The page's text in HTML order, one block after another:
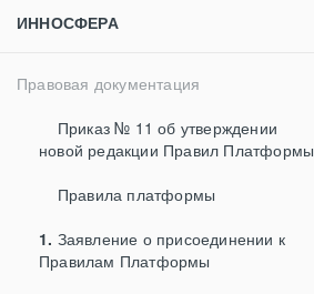
ИННОСФЕРА
Правовая документация
Приказ № 11 об утверждении
новой редакции Правил Платформы
Правила платформы
1. Заявление о присоединении к
Правилам Платформы